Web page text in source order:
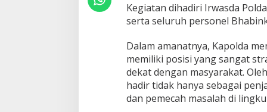
,
P
k
u
a
t
o
Kegiatan dihadiri Irwasda
serta seluruh personel
Dalam amanatnya, Kapolda
memiliki posisi yang sangat
dekat dengan masyarakat.
hadir tidak hanya sebagai
dan pemecah masalah di